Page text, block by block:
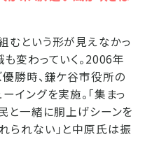
むという形が見えなかっ
変わっていく。2006年
勝時、鎌ケ谷市役所の
イングを実施。「集まっ
と一緒に胴上げシーンを
られない」と中原氏は振